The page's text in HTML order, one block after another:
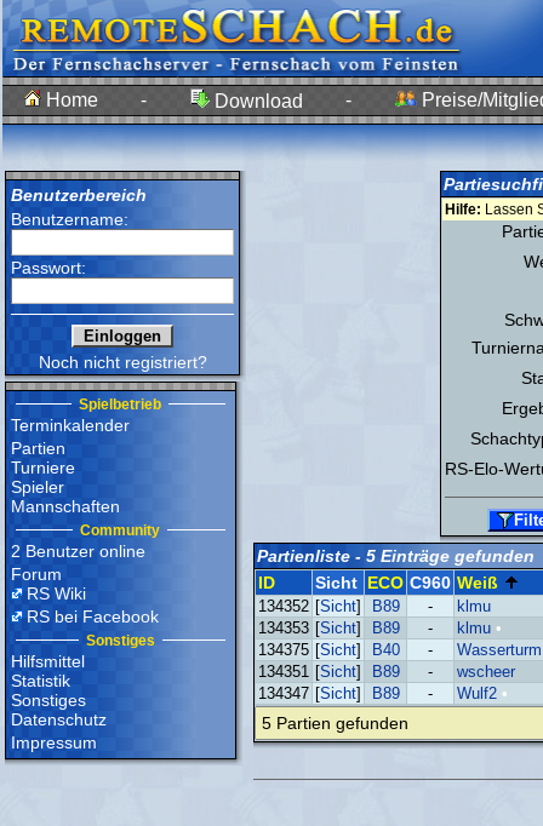
Home - Download - Preise/
Benutzerbereich
Benutzername:
Passwort:
Noch nicht registriert?
Spielbetrieb
Terminkalender
Partien
Turniere
Spieler
Mannschaften
Community
2 Benutzer online
Forum
RS Wiki
RS bei Facebook
Sonstiges
Hilfsmittel
Statistik
Sonstiges
Datenschutz
Impressum
Hilfe: Lassen
RS-Elo-
Partienliste - 5 Einträge gefunden
ID
Sicht ECO C960 Weiß
134352 [Sicht] B89 -
klmu
134353 [Sicht] B89 - klmu •
134375 [Sicht] B40 - Wasserturm
134351 [Sicht] B89 -
wscheer
134347 [Sicht] B89 - Wulf2 •
5 Partien gefunden